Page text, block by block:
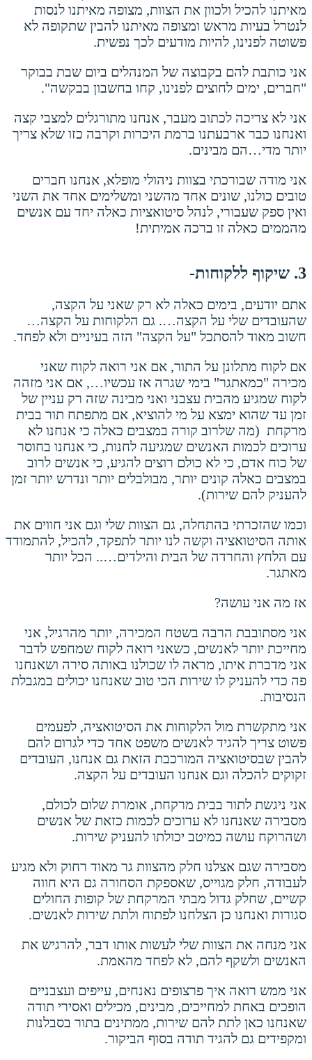
מאיתנו להכיל ולכוון את הצוות, מצופה מאיתנו לנסות
לנטרל בעיות מראש ומצופה מאיתנו להבין שתקופה לא
פשוטה לפנינו, להיות מודעים לכך נפשית.
אני כותבת להם בקבוצה של המנהלים ביום שבת בבוקר
"חברים, ימים לחוצים לפנינו, קחו בחשבון בבקשה".
אני לא צריכה לכתוב מעבר, אנחנו מתורגלים למצבי קצה
ואנחנו כבר ארבעתנו ברמת היכרות וקרבה כזו שלא צריך
יותר מדי…הם מבינים.
אני מודה שבורכתי בצוות ניהולי מופלא, אנחנו חברים
טובים כולנו, שונים אחד מהשני ומשלימים אחד את השני
ואין ספק שעבורי, לנהל סיטואציות כאלה יחד עם אנשים
מהממים כאלה זו ברכה אמיתית!
3. שיקוף ללקוחות-
אתם יודעים, בימים כאלה לא רק שאני על הקצה,
שהעובדים שלי על הקצה…. גם הלקוחות על הקצה…
חשוב מאוד להסתכל "על הקצה" הזה בעיניים ולא לפחד.
אם לקוח מתלונן על התור, אם אני רואה לקוח שאני
מכירה "כמאתגר" בימי שגרה אז עכשיו…, אם אני מזהה
לקוח שמגיע מהבית עצבני ואני מבינה שזה רק עניין של
זמן עד שהוא ימצא על מי להוציא, אם מתפתח תור בבית
מרקחת (מה שלרוב קורה במצבים כאלה כי אנחנו לא
ערוכים לכמות האנשים שמגיעה לחנות, כי אנחנו בחוסר
של כוח אדם, כי לא כולם רוצים להגיע, כי אנשים לרוב
במצבים כאלה קונים יותר, מבולבלים יותר ונדרש יותר זמן
להעניק להם שירות).
וכמו שהזכרתי בהתחלה, גם הצוות שלי וגם אני חווים את
אותה הסיטואציה וקשה לנו יותר לתפקד, להכיל, להתמודד
עם הלחץ והחרדה של הבית והילדים….. הכל יותר
מאתגר.
אז מה אני עושה?
אני מסתובבת הרבה בשטח המכירה, יותר מהרגיל, אני
מחייכת יותר לאנשים, כשאני רואה לקוח שמחפש לדבר
אני מדברת איתו, מראה לו שכולנו באותה סירה ושאנחנו
פה כדי להעניק לו שירות הכי טוב שאנחנו יכולים במגבלת
הנסיבות.
אני מתקשרת מול הלקוחות את הסיטואציה, לפעמים
פשוט צריך להגיד לאנשים משפט אחד כדי לגרום להם
להבין שבסיטואציה המורכבת הזאת גם אנחנו, העובדים
זקוקים להכלה וגם אנחנו העובדים על הקצה.
אני ניגשת לתור בבית מרקחת, אומרת שלום לכולם,
מסבירה שאנחנו לא ערוכים לכמות כזאת של אנשים
ושהרוקח עושה כמיטב יכולתו להעניק שירות.
מסבירה שגם אצלנו חלק מהצוות גר מאוד רחוק ולא מגיע
לעבודה, חלק מגוייס, שאספקת הסחורה גם היא חווה
קשיים, שחלק גדול מבתי המרקחת של קופות החולים
סגורות ואנחנו כן הצלחנו לפתוח ולתת שירות לאנשים.
אני מנחה את הצוות שלי לעשות אותו דבר, להרגיש את
האנשים ולשקף להם, לא לפחד מהאמת.
אני ממש רואה איך פרצופים נאנחים, עייפים ועצבניים
הופכים באחת למחייכים, מבינים, מכילים ואסירי תודה
שאנחנו כאן לתת להם שירות, ממתינים בתור בסבלנות
ומקפידים גם להגיד תודה בסוף הביקור.